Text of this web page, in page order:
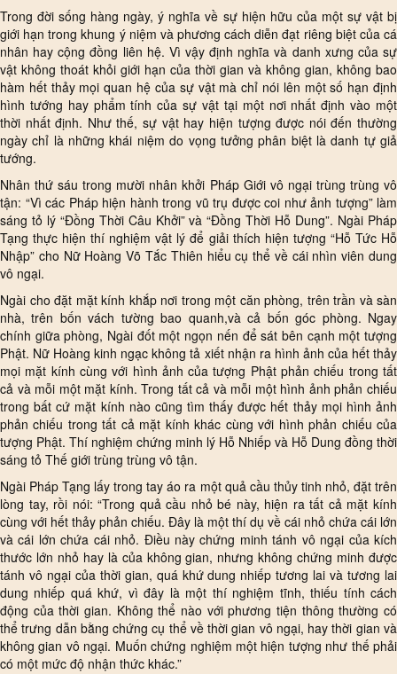
Trong đời sống hàng ngày, ý nghĩa về sự hiện hữu của một sự vật bị
giới hạn trong khung ý niệm và phương cách diễn đạt riêng biệt của cá
nhân hay cộng đồng liên hệ. Vì vậy định nghĩa và danh xưng của sự
vật không thoát khỏi giới hạn của thời gian và không gian, không bao
hàm hết thảy mọi quan hệ của sự vật mà chỉ nói lên một số hạn định
hình tướng hay phẩm tính của sự vật tại một nơi nhất định vào một
thời nhất định. Như thế, sự vật hay hiện tượng được nói đến thường
ngày chỉ là những khái niệm do vọng tưởng phân biệt là danh tự giả
tướng.
Nhân thứ sáu trong mười nhân khởi Pháp Giới vô ngại trùng trùng vô
tận: “Vì các Pháp hiện hành trong vũ trụ được coi như ảnh tượng” làm
sáng tỏ lý “Đồng Thời Câu Khởi” và “Đồng Thời Hỗ Dung”. Ngài Pháp
Tạng thực hiện thí nghiệm vật lý để giải thích hiện tượng “Hỗ Tức Hỗ
Nhập” cho Nữ Hoàng Võ Tắc Thiên hiểu cụ thể về cái nhìn viên dung
vô ngại.
Ngài cho đặt mặt kính khắp nơi trong một căn phòng, trên trần và sàn
nhà, trên bốn vách tường bao quanh,và cả bốn góc phòng. Ngay
chính giữa phòng, Ngài đốt một ngọn nến để sát bên cạnh một tượng
Phật. Nữ Hoàng kinh ngạc không tả xiết nhận ra hình ảnh của hết thảy
mọi mặt kính cùng với hình ảnh của tượng Phật phản chiếu trong tất
cả và mỗi một mặt kính. Trong tất cả và mỗi một hình ảnh phản chiếu
trong bất cứ mặt kính nào cũng tìm thấy được hết thảy mọi hình ảnh
phản chiếu trong tất cả mặt kính khác cùng với hình phản chiếu của
tượng Phật. Thí nghiệm chứng minh lý Hỗ Nhiếp và Hỗ Dung đồng thời
sáng tỏ Thế giới trùng trùng vô tận.
Ngài Pháp Tạng lấy trong tay áo ra một quả cầu thủy tinh nhỏ, đặt trên
lòng tay, rồi nói: “Trong quả cầu nhỏ bé này, hiện ra tất cả mặt kính
cùng với hết thảy phản chiếu. Đây là một thí dụ về cái nhỏ chứa cái lớn
và cái lớn chứa cái nhỏ. Điều này chứng minh tánh vô ngại của kích
thước lớn nhỏ hay là của không gian, nhưng không chứng minh được
tánh vô ngại của thời gian, quá khứ dung nhiếp tương lai và tương lai
dung nhiếp quá khứ, vì đây là một thí nghiệm tĩnh, thiếu tính cách
động của thời gian. Không thể nào với phương tiện thông thường có
thể trưng dẫn bằng chứng cụ thể về thời gian vô ngại, hay thời gian và
không gian vô ngại. Muốn chứng nghiệm một hiện tượng như thế phải
có một mức độ nhận thức khác.”